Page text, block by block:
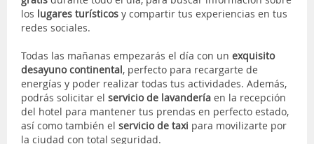
los lugares turísticos y compartir tus experiencias en tus
redes sociales.
Todas las mañanas empezarás el día con un exquisito
desayuno continental, perfecto para recargarte de
energías y poder realizar todas tus actividades. Además,
podrás solicitar el servicio de lavandería en la recepción
del hotel para mantener tus prendas en perfecto estado,
así como también el servicio de taxi para movilizarte por
la ciudad con total seguridad.